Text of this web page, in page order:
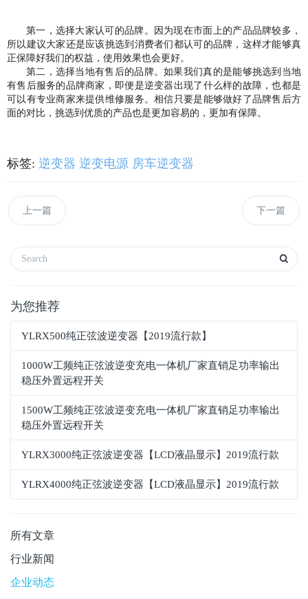
第一 ， 选择大家认可的品牌。 因为现在市面上的产品品牌较多 ，
所以建议大家还是应该挑选到消费者们都认可的品牌 ， 这样才能够真
正保障好我们的权益 ， 使用效果也会更好。
第二 ， 选择当地有售后的品牌。如果我们真的是能够挑选到当地
有售后服务的品牌商家 ， 即便是逆变器出现了什么样的故障 ，也都是
可以有专业商家来提供维修服务。相信只要是能够做好了品牌售后方
面的对比 ， 挑选到优质的产品也是更加容易的 ， 更加有保障。
标签: 逆变器 逆变电源 房车逆变器
上一篇 下一篇
为您推荐
YLRX500纯正弦波逆变器【2019流行款】
1000W工频纯正弦波逆变充电一体机厂家直销足功率输出
稳压外置远程开关
1500W工频纯正弦波逆变充电一体机厂家直销足功率输出
稳压外置远程开关
YLRX3000纯正弦波逆变器【LCD液晶显示】2019流行款
YLRX4000纯正弦波逆变器【LCD液晶显示】2019流行款
所有文章
行业新闻
企业动态